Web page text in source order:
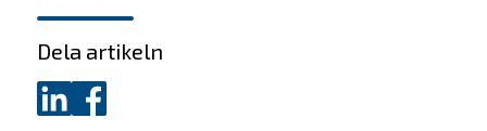
Dela artikeln
Dela
på
Dela
på